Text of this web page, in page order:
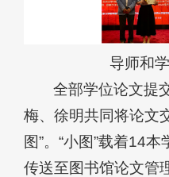
导师和
全部学位论文提
梅、徐明共同将论文
图”。“小图”载着14
传送至图书馆论文管